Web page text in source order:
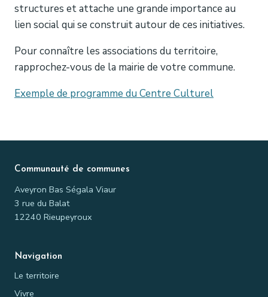
structures et attache une grande importance au
lien social qui se construit autour de ces initiatives.
Pour connaître les associations du territoire,
rapprochez-vous de la mairie de votre commune.
Exemple de programme du Centre Culturel
Communauté de communes
Aveyron Bas Ségala Viaur
3 rue du Balat
12240 Rieupeyroux
Navigation
Le territoire
Vivre